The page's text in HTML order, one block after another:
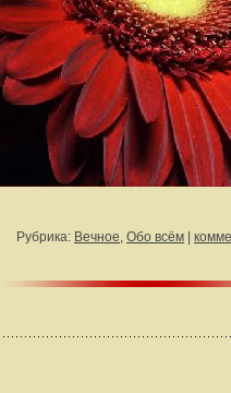
Рубрика: Вечное, Обо всём